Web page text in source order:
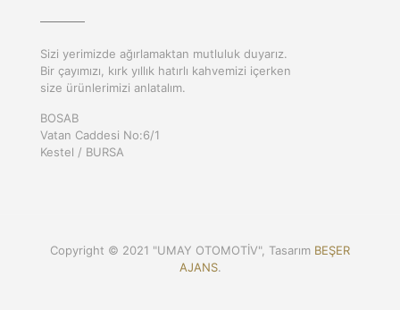
Sizi yerimizde ağırlamaktan mutluluk duyarız.
Bir çayımızı, kırk yıllık hatırlı kahvemizi içerken
size ürünlerimizi anlatalım.
BOSAB
Vatan Caddesi No:6/1
Kestel / BURSA
Copyright © 2021 "UMAY OTOMOTİV", Tasarım BEŞER
AJANS.